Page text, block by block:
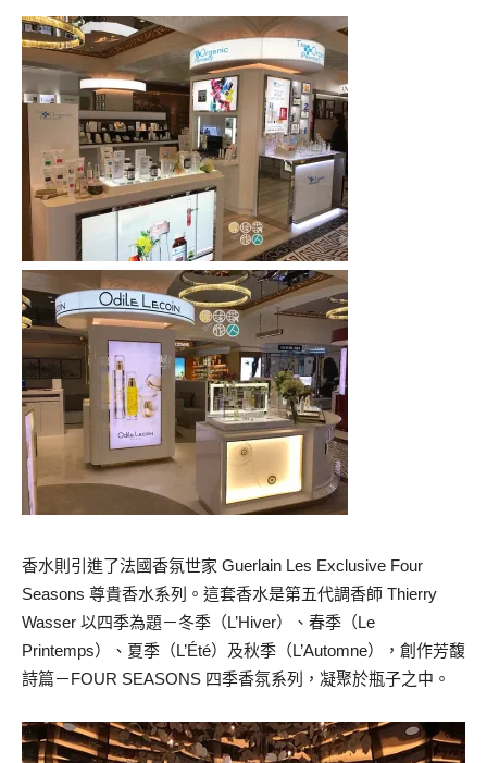
香水則引進了法國香氛世家 Guerlain Les Exclusive Four
Seasons 尊貴香水系列。 這套香水是第五代調香師 Thierry
Wasser 以四季為題－冬季（L’Hiver）、春季（Le
Printemps）、夏季（L’Été）及秋季（L’Automne），創作芳馥
詩篇－FOUR SEASONS 四季香氛系列，凝聚於瓶子之中。